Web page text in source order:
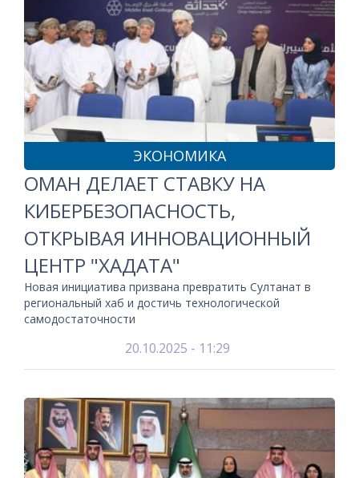
ЭКОНОМИКА
ОМАН ДЕЛАЕТ СТАВКУ НА
КИБЕРБЕЗОПАСНОСТЬ,
ОТКРЫВАЯ ИННОВАЦИОННЫЙ
ЦЕНТР "ХАДАТА"
Новая инициатива призвана превратить Султанат в
региональный хаб и достичь технологической
самодостаточности
20.10.2025 - 11:29